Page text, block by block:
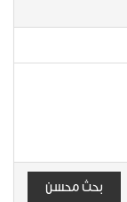
بحث محسن